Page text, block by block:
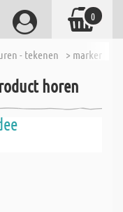
- tekenen > markers
horen
0